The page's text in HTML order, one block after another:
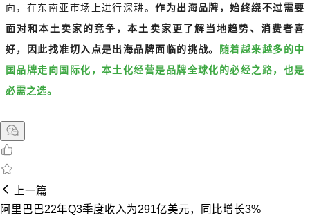
向，在东南亚市场上进行深耕。作为出海品牌，始终绕不过需要
面对和本土卖家的竞争，本土卖家更了解当地趋势、消费者喜
好，因此找准切入点是出海品牌面临的挑战。 随着越来越多的中
国品牌走向国际化，本土化经营是品牌全球化的必经之路，也是
必需之选。
上一篇
阿里巴巴22年Q3季度收入为291亿美元，同比增长3%